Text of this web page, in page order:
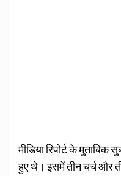
मीडिया रिपोर्ट के
हुए थे। इसमें तीन चर्च और